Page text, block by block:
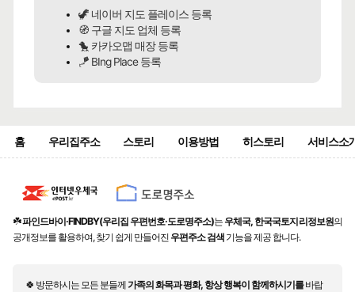
🦖 네이버 지도 플레이스 등록
🧭 구글 지도 업체 등록
🐤 카카오맵 매장 등록
🪁 BIng Place 등록
홈 우리집주소 스토리 이용방법 히스토리 서비스소
☘️파인드바이·FINDBY(우리집 우편번호·도로명주소)는 우체국, 한국국토지리정보원의
공개정보를 활용하여, 찾기 쉽게 만들어진 우편주소 검색 기능을 제공 합니다.
🍀 방문하시는 모든 분들께가족의 화목과 평화, 항상 행복이 함께하시기를바랍